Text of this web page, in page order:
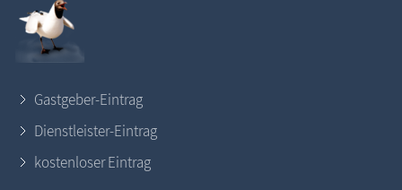
Gastgeber-Eintrag
Dienstleister-Eintrag
kostenloser Eintrag